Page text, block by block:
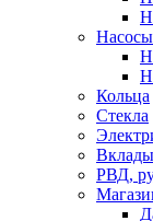
Кольца
Стекла
РВД,